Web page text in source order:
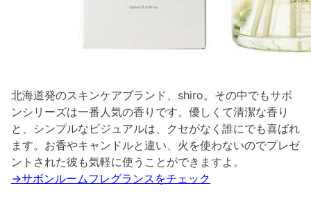
北海道発のスキンケアブランド、shiro。その中でもサボ
ンシリーズは一番人気の香りです。優しくて清潔な香り
と、シンプルなビジュアルは、クセがなく誰にでも喜ばれ
ます。お香やキャンドルと違い、火を使わないのでプレゼ
ントされた彼も気軽に使うことができますよ。
→サボンルームフレグランスをチェック